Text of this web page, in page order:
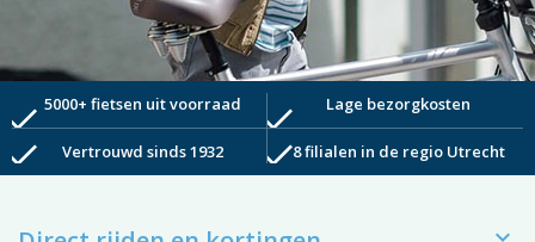
check5000+ fietsen uit voorraad check Lage bezorgkosten
check Vertrouwd sinds 1932 check8 filialen in de regio Utrecht